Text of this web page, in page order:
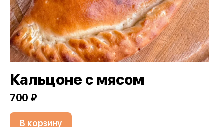
Кальцоне с мясом
700 ₽
В корзину